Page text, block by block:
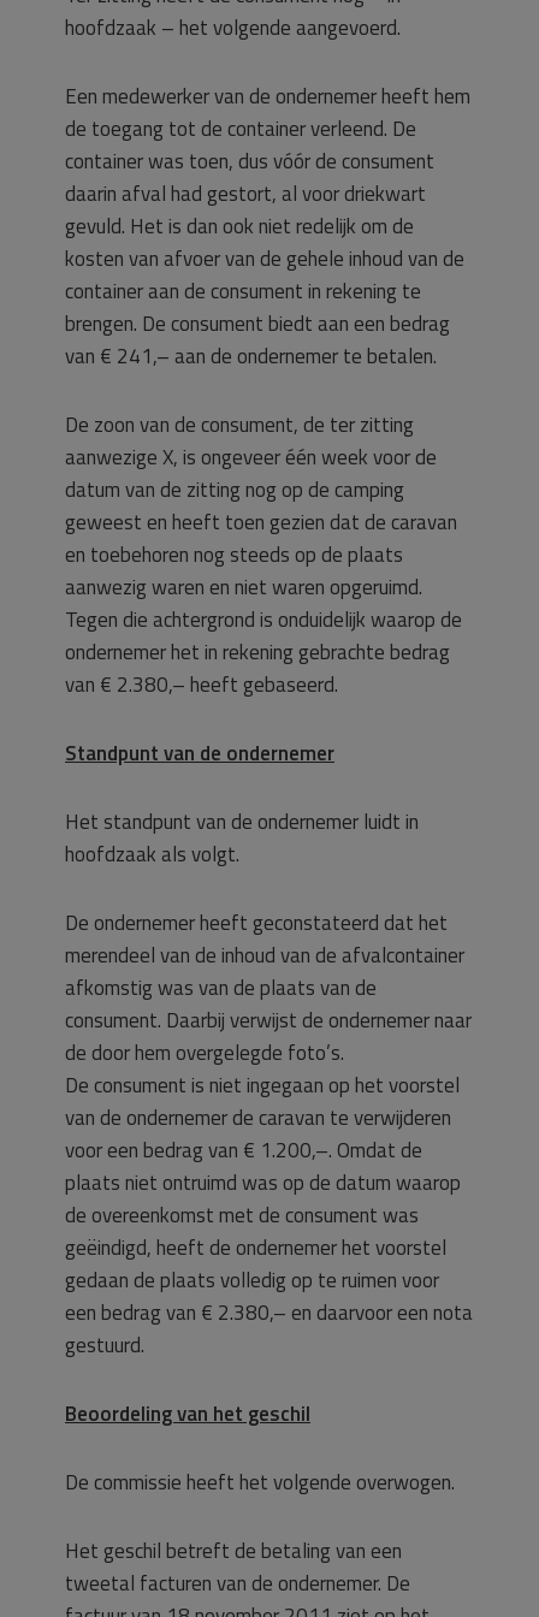
hoofdzaak – het volgende aangevoerd.
Een medewerker van de ondernemer heeft hem
de toegang tot de container verleend. De
container was toen, dus vóór de consument
daarin afval had gestort, al voor driekwart
gevuld. Het is dan ook niet redelijk om de
kosten van afvoer van de gehele inhoud van de
container aan de consument in rekening te
brengen. De consument biedt aan een bedrag
van € 241,– aan de ondernemer te betalen.
De zoon van de consument, de ter zitting
aanwezige X, is ongeveer één week voor de
datum van de zitting nog op de camping
geweest en heeft toen gezien dat de caravan
en toebehoren nog steeds op de plaats
aanwezig waren en niet waren opgeruimd.
Tegen die achtergrond is onduidelijk waarop de
ondernemer het in rekening gebrachte bedrag
van € 2.380,– heeft gebaseerd.
Standpunt van de ondernemer
Het standpunt van de ondernemer luidt in
hoofdzaak als volgt.
De ondernemer heeft geconstateerd dat het
merendeel van de inhoud van de afvalcontainer
afkomstig was van de plaats van de
consument. Daarbij verwijst de ondernemer naar
de door hem overgelegde foto’s.
De consument is niet ingegaan op het voorstel
van de ondernemer de caravan te verwijderen
voor een bedrag van € 1.200,–. Omdat de
plaats niet ontruimd was op de datum waarop
de overeenkomst met de consument was
geëindigd, heeft de ondernemer het voorstel
gedaan de plaats volledig op te ruimen voor
een bedrag van € 2.380,– en daarvoor een nota
gestuurd.
Beoordeling van het geschil
De commissie heeft het volgende overwogen.
Het geschil betreft de betaling van een
tweetal facturen van de ondernemer. De